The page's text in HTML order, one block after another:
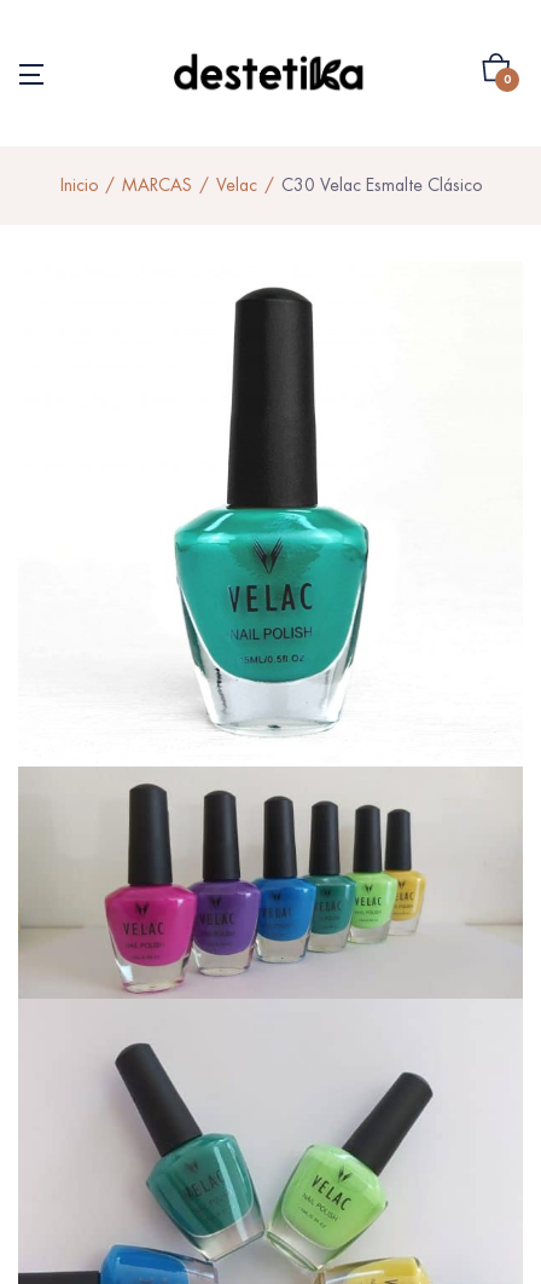
0
Inicio MARCAS Velac C30 Velac Esmalte Clásico